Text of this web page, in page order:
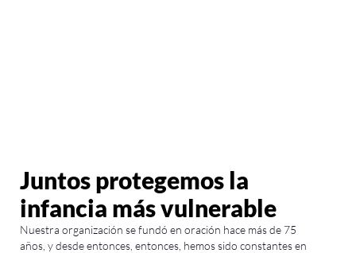
Juntos protegemos la
infancia más vulnerable
Nuestra organización se fundó en oración hace más de 75
años, y desde entonces, entonces, hemos sido constantes en